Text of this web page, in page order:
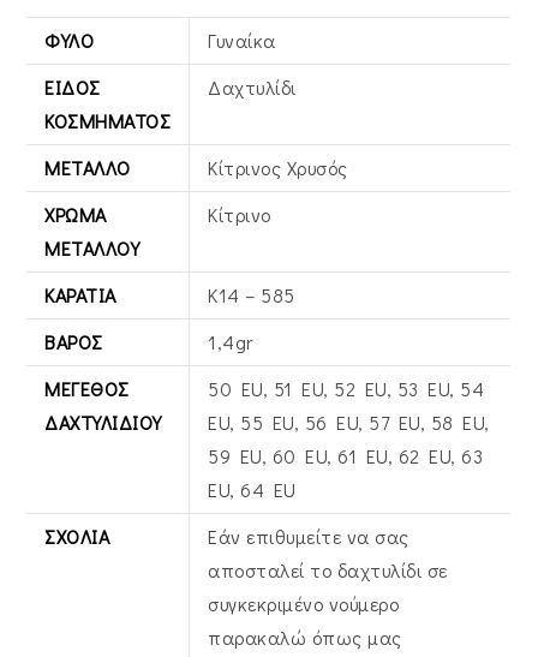
ΦΎΛΟ
Γυναίκα
ΕΊΔΟΣ
ΚΟΣΜΉΜΑΤΟΣ
Δαχτυλίδι
ΜΈΤΑΛΛΟ
Κίτρινος Xρυσός
ΧΡΏΜΑ
ΜΕΤΆΛΛΟΥ
Κίτρινο
ΚΑΡΆΤΙΑ
Κ14 – 585
ΒΆΡΟΣ
1,4gr
ΜΈΓΕΘΟΣ
ΔΑΧΤΥΛΙΔΙΟΎ
50 EU, 51 EU, 52 EU, 53 EU, 54
EU, 55 EU, 56 EU, 57 EU, 58 EU,
59 EU, 60 EU, 61 EU, 62 EU, 63
EU, 64 EU
ΣΧΌΛΙΑ
Εάν επιθυμείτε να σας
αποσταλεί το δαχτυλίδι σε
συγκεκριμένο νούμερο
παρακαλώ όπως μας